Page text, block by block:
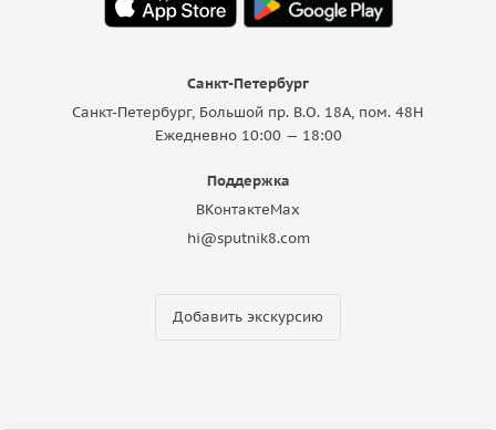
Санкт-Петербург
Санкт-Петербург, Большой пр. В.О. 18A, пом. 48Н
Ежедневно 10:00 — 18:00
Поддержка
ВКонтактеMax
hi@sputnik8.com
Добавить экскурсию